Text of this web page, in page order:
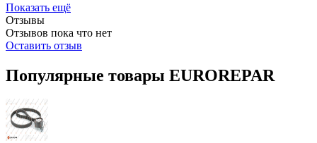
Показать ещё
Отзывы
Отзывов пока что нет
Оставить отзыв
Популярные товары EUROREPAR